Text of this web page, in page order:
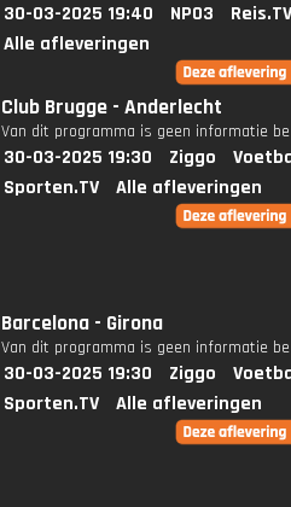
30-03-2025 19:40 NPO3
Reis.TV
Alle afleveringen
Club Brugge - Anderlecht
Van dit programma is geen informatie
30-03-2025 19:30 Ziggo
Sporten.TV
Alle afleveringen
Barcelona - Girona
Van dit programma is geen informatie
30-03-2025 19:30 Ziggo
Sporten.TV
Alle afleveringen